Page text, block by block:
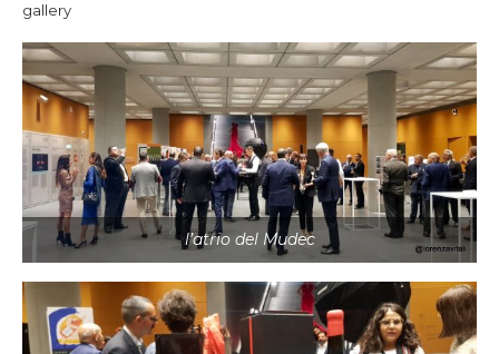
gallery
l’atrio del Mudec